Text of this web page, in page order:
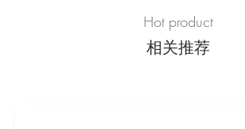
Hot product
相关推荐